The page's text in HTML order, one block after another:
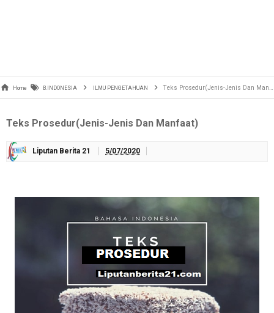
Home B.INDONESIA ILMU PENGETAHUAN Teks Prosedur(Jenis-Jenis Dan Manfaat)
Teks Prosedur(Jenis-Jenis Dan Manfaat)
Liputan Berita 21 5/07/2020